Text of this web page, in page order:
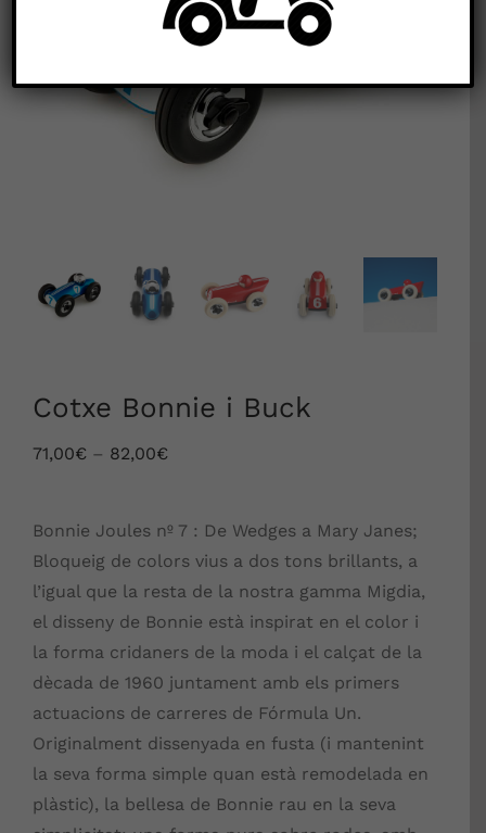
Cotxe Bonnie i Buck
71,00€ – 82,00€
Bonnie Joules nº 7 : De Wedges a Mary Janes;
Bloqueig de colors vius a dos tons brillants, a
l’igual que la resta de la nostra gamma Migdia,
el disseny de Bonnie està inspirat en el color i
la forma cridaners de la moda i el calçat de la
dècada de 1960 juntament amb els primers
actuacions de carreres de Fórmula Un.
Originalment dissenyada en fusta (i mantenint
la seva forma simple quan està remodelada en
plàstic), la bellesa de Bonnie rau en la seva